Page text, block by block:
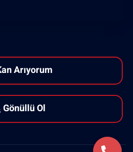
Arıyorum
Gönüllü Ol